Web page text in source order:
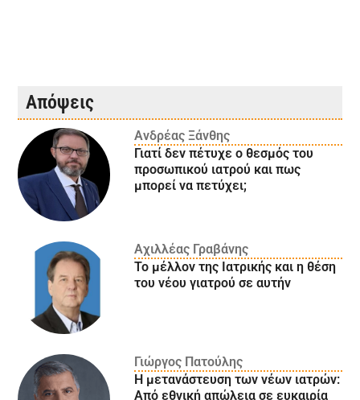
Απόψεις
Ανδρέας Ξάνθης
Γιατί δεν πέτυχε ο θεσμός του
προσωπικού ιατρού και πως
μπορεί να πετύχει;
Αχιλλέας Γραβάνης
Το μέλλον της Ιατρικής και η θέση
του νέου γιατρού σε αυτήν
Γιώργος Πατούλης
Η μετανάστευση των νέων ιατρών:
Aπό εθνική απώλεια σε ευκαιρία